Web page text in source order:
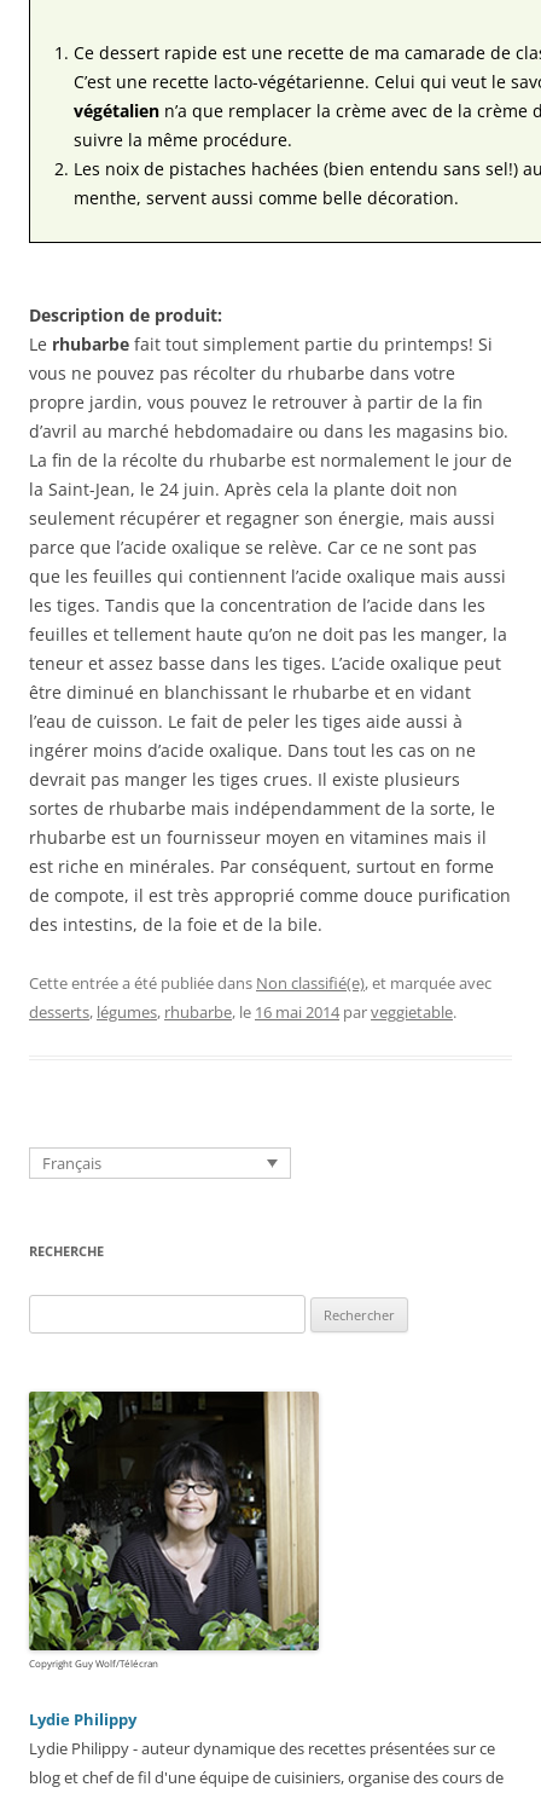
Ce dessert rapide est une recette de ma camarade de
C’est une recette lacto-végétarienne. Celui qui veut le
végétalien n’a que remplacer la crème avec de la
suivre la même procédure.
Les noix de pistaches hachées (bien entendu sans sel!)
menthe, servent aussi comme belle décoration.
Description de produit:
Le rhubarbe fait tout simplement partie du printemps! Si
vous ne pouvez pas récolter du rhubarbe dans votre
propre jardin, vous pouvez le retrouver à partir de la fin
d’avril au marché hebdomadaire ou dans les magasins bio.
La fin de la récolte du rhubarbe est normalement le jour de
la Saint-Jean, le 24 juin. Après cela la plante doit non
seulement récupérer et regagner son énergie, mais aussi
parce que l’acide oxalique se relève. Car ce ne sont pas
que les feuilles qui contiennent l’acide oxalique mais aussi
les tiges. Tandis que la concentration de l’acide dans les
feuilles et tellement haute qu’on ne doit pas les manger, la
teneur et assez basse dans les tiges. L’acide oxalique peut
être diminué en blanchissant le rhubarbe et en vidant
l’eau de cuisson. Le fait de peler les tiges aide aussi à
ingérer moins d’acide oxalique. Dans tout les cas on ne
devrait pas manger les tiges crues. Il existe plusieurs
sortes de rhubarbe mais indépendamment de la sorte, le
rhubarbe est un fournisseur moyen en vitamines mais il
est riche en minérales. Par conséquent, surtout en forme
de compote, il est très approprié comme douce purification
des intestins, de la foie et de la bile.
Cette entrée a été publiée dans Non classifié(e), et marquée avec
desserts, légumes, rhubarbe, le 16 mai 2014 parveggietable.
Français
RECHERCHE
Copyright Guy Wolf/Télécran
Lydie Philippy
Lydie Philippy - auteur dynamique des recettes présentées sur ce
blog et chef de fil d'une équipe de cuisiniers, organise des cours de